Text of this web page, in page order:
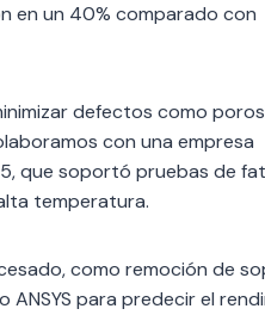
en un 40% comparado con
defectos como
con una empresa
que soportó pruebas de
temperatura.
como remoción de
para predecir el